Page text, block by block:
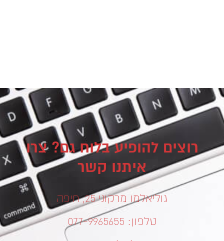
רוצים להופיע בלוח גם? צרו
איתנו קשר
גוליאלמו מרקוני 25, חיפה
טלפון: 077-9965655